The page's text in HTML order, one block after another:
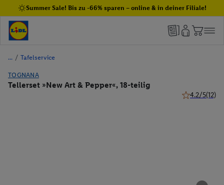
Summer Sale! Bis zu -66% sparen – online & in deiner Filiale!
/ Tafelservice
TOGNANA
Tellerset »New Art & Pepper«, 18-teilig
4.2/5(12)